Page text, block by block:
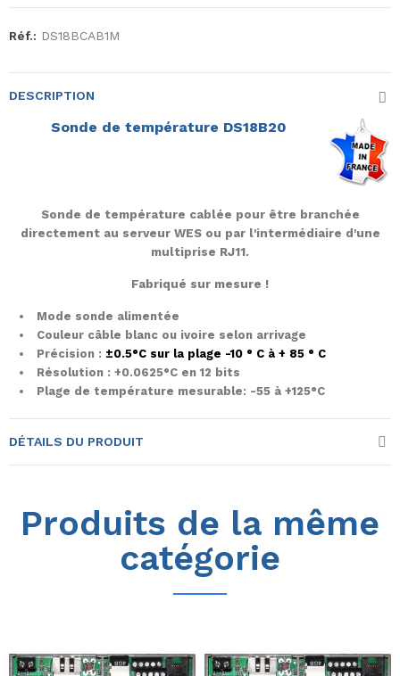
Réf.: DS18BCAB1M
DESCRIPTION
Sonde de température DS18B20
Sonde de température cablée pour être branchée
directement au serveur WES ou par l'intermédiaire d'une
multiprise RJ11.
Fabriqué sur mesure !
Mode sonde alimentée
Couleur câble blanc ou ivoire selon arrivage
Précision : ±0.5°C sur la plage -10 ° C à + 85 ° C
Résolution : +0.0625°C en 12 bits
Plage de température mesurable: -55 à +125°C
DÉTAILS DU PRODUIT
Produits de la même
catégorie